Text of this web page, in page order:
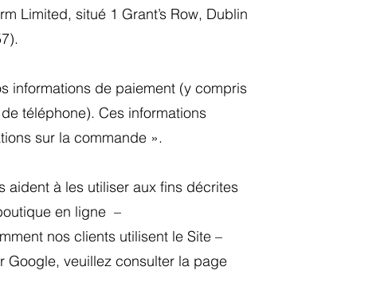
Limited, situé 1 Grant’s Row, Dublin
informations de paiement (y compris
téléphone). Ces informations
sur la commande ».
aident à les utiliser aux fins décrites
en ligne –
nos clients utilisent le Site –
Google, veuillez consulter la page